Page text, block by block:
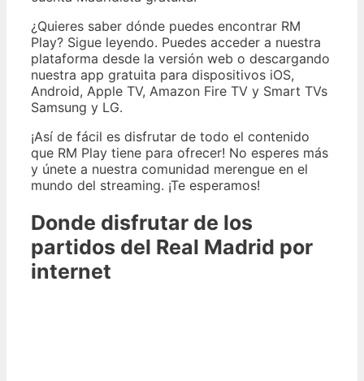
¿Quieres saber dónde puedes encontrar RM
Play? Sigue leyendo. Puedes acceder a nuestra
plataforma desde la versión web o descargando
nuestra app gratuita para dispositivos iOS,
Android, Apple TV, Amazon Fire TV y Smart TVs
Samsung y LG.
¡Así de fácil es disfrutar de todo el contenido
que RM Play tiene para ofrecer! No esperes más
y únete a nuestra comunidad merengue en el
mundo del streaming. ¡Te esperamos!
Donde disfrutar de los
partidos del Real Madrid por
internet